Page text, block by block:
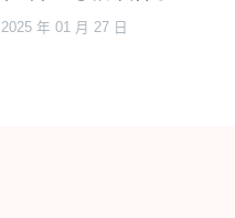
2025 年 01 月 27 日